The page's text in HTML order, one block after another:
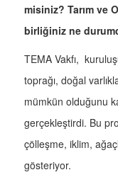
misiniz? Tarım ve
birliğiniz ne
TEMA Vakfı,
toprağı, doğal
mümkün olduğunu
gerçekleştirdi. Bu
çölleşme, iklim,
gösteriyor.